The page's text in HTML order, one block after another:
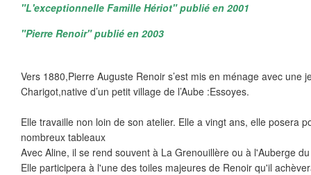
"L'exceptionnelle Famille Hériot" publié en 2001
"Pierre Renoir" publié en 2003
Vers 1880,Pierre Auguste Renoir s’est mis en ménage avec une
Charigot,native d’un petit village de l’Aube :Essoyes.
Elle travaille non loin de son atelier. Elle a vingt ans, elle posera
nombreux tableaux
Avec Aline, il se rend souvent à La Grenouillère ou à l'Auberge
Elle participera à l'une des toiles majeures de Renoir qu'il